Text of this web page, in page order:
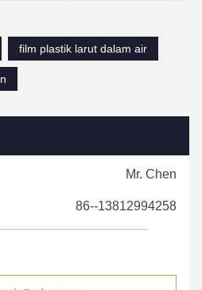
film plastik larut dalam air
Mr. Chen
86--13812994258